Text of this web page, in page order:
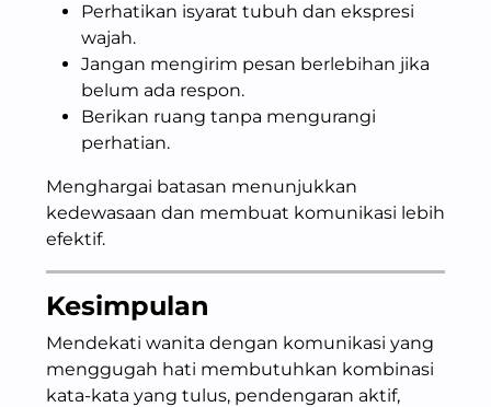
Perhatikan isyarat tubuh dan ekspresi
wajah.
Jangan mengirim pesan berlebihan jika
belum ada respon.
Berikan ruang tanpa mengurangi
perhatian.
Menghargai batasan menunjukkan
kedewasaan dan membuat komunikasi lebih
efektif.
Kesimpulan
Mendekati wanita dengan komunikasi yang
menggugah hati membutuhkan kombinasi
kata-kata yang tulus, pendengaran aktif,